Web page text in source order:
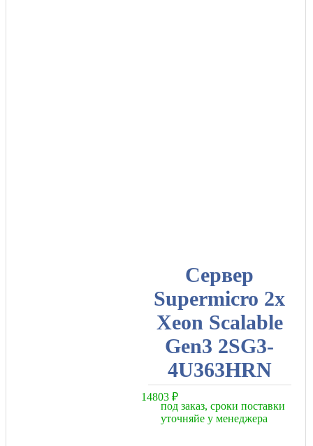
Сервер
Supermicro 2x
Xeon Scalable
Gen3 2SG3-
4U363HRN
14803 ₽
под заказ, сроки поставки
уточняйе у менеджера